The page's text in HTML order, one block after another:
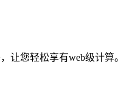
让您轻松享有web级计算。